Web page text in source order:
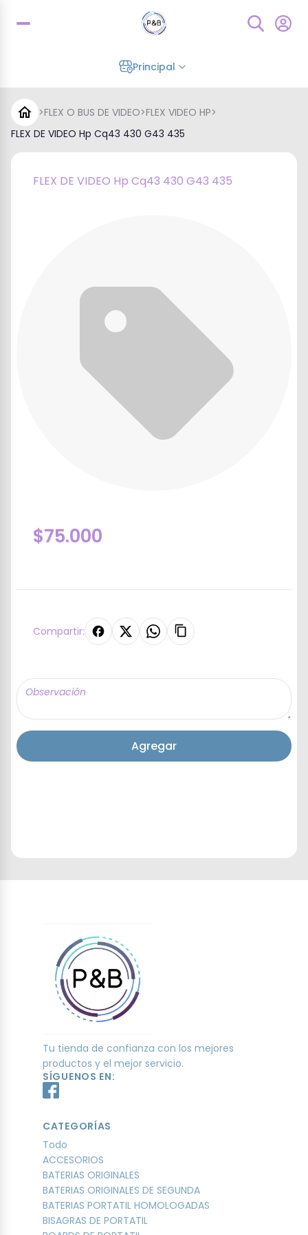
Principal
>FLEX O BUS DE VIDEO>FLEX VIDEO HP>
FLEX DE VIDEO Hp Cq43 430 G43 435
FLEX DE VIDEO Hp Cq43 430 G43 435
$75.000
Compartir:
Agregar
Tu tienda de confianza con los mejores
productos y el mejor servicio.
SÍGUENOS EN:
CATEGORÍAS
Todo
ACCESORIOS
BATERIAS ORIGINALES
BATERIAS ORIGINALES DE SEGUNDA
BATERIAS PORTATIL HOMOLOGADAS
BISAGRAS DE PORTATIL